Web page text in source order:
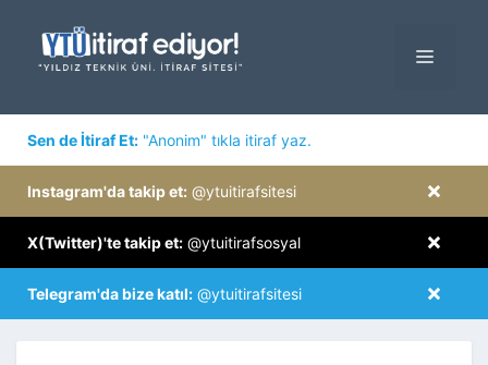
MENÜ
Sen de İtiraf Et: "Anonim" tıkla itiraf yaz.
×
Instagram'da takip et: @ytuitirafsitesi
×
X(Twitter)'te takip et: @ytuitirafsosyal
×
Telegram'da bize katıl: @ytuitirafsitesi